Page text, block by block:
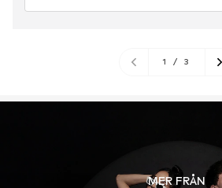
1 / 3
MER FRÅN